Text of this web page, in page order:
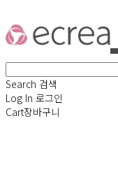
Search 검색
Log In 로그인
Cart장바구니